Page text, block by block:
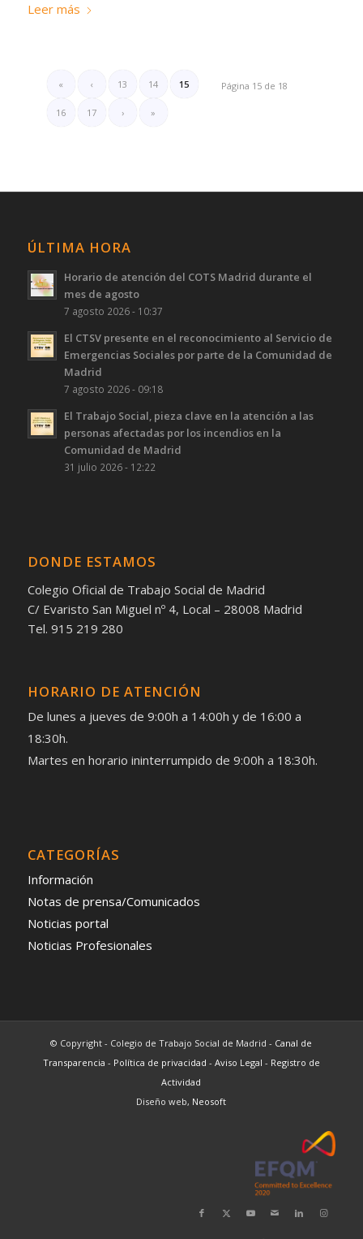
Leer más
Página 15 de 18
« ‹ 13 14 15
16 17 › »
ÚLTIMA HORA
Horario de atención del COTS Madrid durante el
mes de agosto
7 agosto 2026 - 10:37
El CTSV presente en el reconocimiento al Servicio de
Emergencias Sociales por parte de la Comunidad de
Madrid
7 agosto 2026 - 09:18
El Trabajo Social, pieza clave en la atención a las
personas afectadas por los incendios en la
Comunidad de Madrid
31 julio 2026 - 12:22
DONDE ESTAMOS
Colegio Oficial de Trabajo Social de Madrid
C/ Evaristo San Miguel nº 4, Local – 28008 Madrid
Tel. 915 219 280
HORARIO DE ATENCIÓN
De lunes a jueves de 9:00h a 14:00h y de 16:00 a
18:30h.
Martes en horario ininterrumpido de 9:00h a 18:30h.
CATEGORÍAS
Información
Notas de prensa/Comunicados
Noticias portal
Noticias Profesionales
© Copyright - Colegio de Trabajo Social de Madrid - Canal de
Transparencia - Política de privacidad - Aviso Legal - Registro de
Actividad
Diseño web, Neosoft